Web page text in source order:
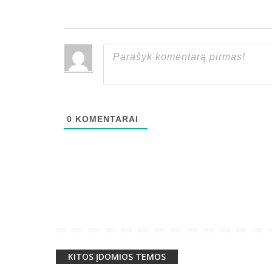
0 KOMENTARAI
KITOS ĮDOMIOS TEMOS